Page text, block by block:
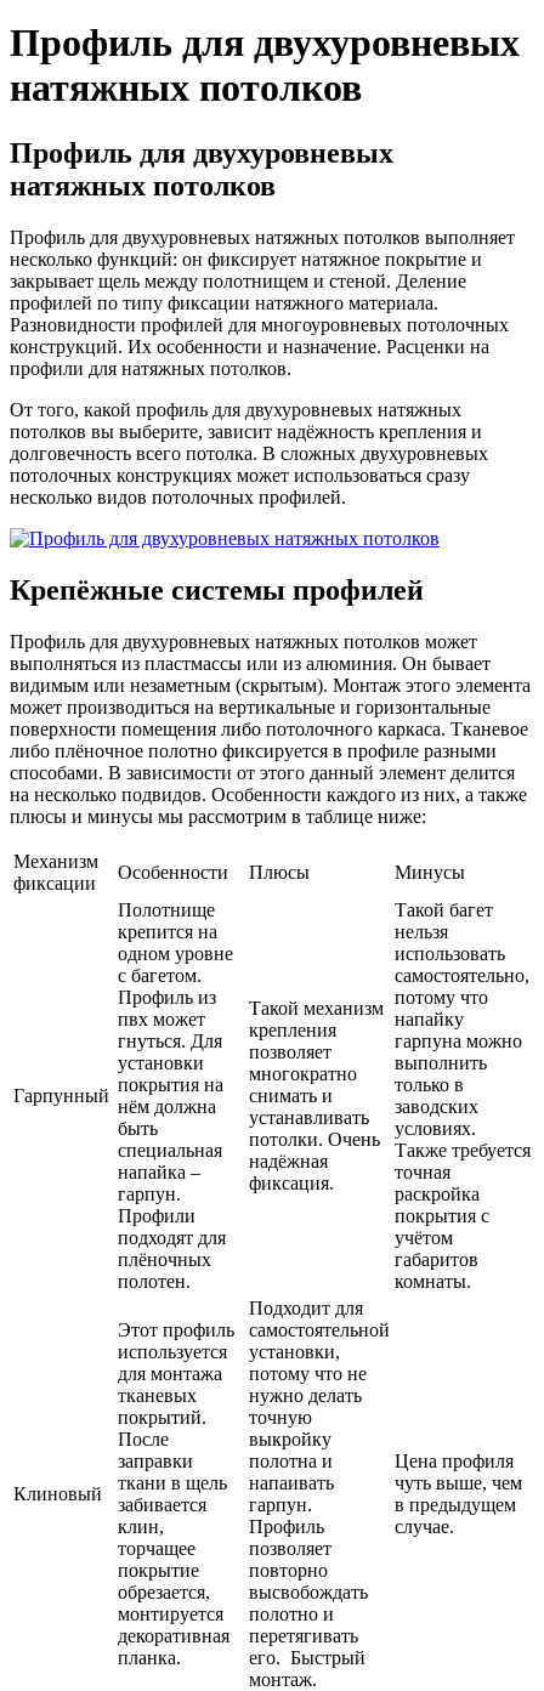
Профиль для двухуровневых
натяжных потолков
Профиль для двухуровневых
натяжных потолков
Профиль для двухуровневых натяжных потолков выполняет
несколько функций: он фиксирует натяжное покрытие и
закрывает щель между полотнищем и стеной. Деление
профилей по типу фиксации натяжного материала.
Разновидности профилей для многоуровневых потолочных
конструкций. Их особенности и назначение. Расценки на
профили для натяжных потолков.
От того, какой профиль для двухуровневых натяжных
потолков вы выберите, зависит надёжность крепления и
долговечность всего потолка. В сложных двухуровневых
потолочных конструкциях может использоваться сразу
несколько видов потолочных профилей.
Крепёжные системы профилей
Профиль для двухуровневых натяжных потолков может
выполняться из пластмассы или из алюминия. Он бывает
видимым или незаметным (скрытым). Монтаж этого элемента
может производиться на вертикальные и горизонтальные
поверхности помещения либо потолочного каркаса. Тканевое
либо плёночное полотно фиксируется в профиле разными
способами. В зависимости от этого данный элемент делится
на несколько подвидов. Особенности каждого из них, а также
плюсы и минусы мы рассмотрим в таблице ниже:
Механизм
фиксации
Особенности Плюсы Минусы
Гарпунный
Полотнище
крепится на
одном уровне
с багетом.
Профиль из
пвх может
гнуться. Для
установки
покрытия на
нём должна
быть
специальная
напайка –
гарпун.
Профили
подходят для
плёночных
полотен.
Такой механизм
крепления
позволяет
многократно
снимать и
устанавливать
потолки. Очень
надёжная
фиксация.
Такой багет
нельзя
использовать
самостоятельно,
потому что
напайку
гарпуна можно
выполнить
только в
заводских
условиях.
Также требуется
точная
раскройка
покрытия с
учётом
габаритов
комнаты.
Клиновый
Этот профиль
используется
для монтажа
тканевых
покрытий.
После
заправки
ткани в щель
забивается
клин,
торчащее
покрытие
обрезается,
монтируется
декоративная
планка.
Подходит для
самостоятельной
установки,
потому что не
нужно делать
точную
выкройку
полотна и
напаивать
гарпун.
Профиль
позволяет
повторно
высвобождать
полотно и
перетягивать
его. Быстрый
монтаж.
Цена профиля
чуть выше, чем
в предыдущем
случае.